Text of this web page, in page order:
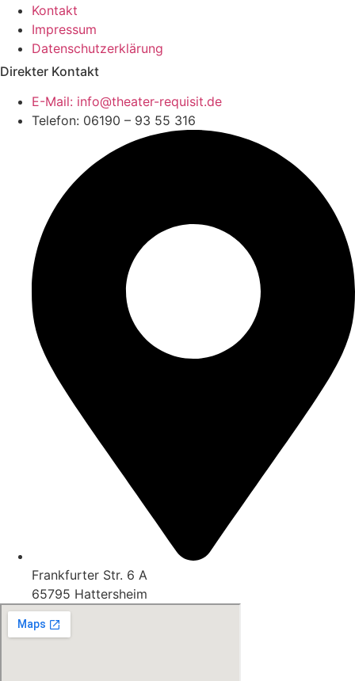
Kontakt
Impressum
Datenschutzerklärung
Direkter Kontakt
E-Mail: info@theater-requisit.de
Telefon: 06190 – 93 55 316
Frankfurter Str. 6 A
65795 Hattersheim